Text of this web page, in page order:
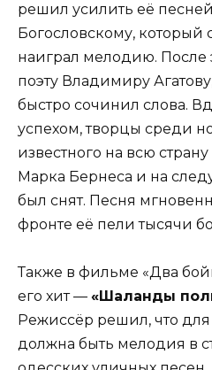
решил усилить её
Богословскому, который
наиграл мелодию. После
поэту Владимиру
быстро сочинил слова.
успехом, творцы среди
известного на всю
Марка Бернеса и на
был снят. Песня
фронте её пели тысячи
Также в фильме «Два
его хит — «Шаланды
Режиссёр решил, что для
должна быть мелодия в